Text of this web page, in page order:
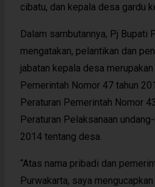
cibatu, dan kepala desa gardu
Dalam sambutannya, Pj Bupati
mengatakan, pelantikan dan
jabatan kepala desa
Pemerintah Nomor 47 tahun
Peraturan Pemerintah Nomor
Peraturan Pelaksanaan
2014 tentang desa.
“Atas nama pribadi dan
Purwakarta, saya